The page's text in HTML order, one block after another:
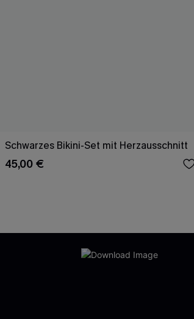
Schwarzes Bikini-Set mit Herzausschnitt
45,00 €